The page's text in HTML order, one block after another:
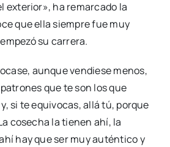
exterior», ha remarcado la
que ella siempre fue muy
su carrera.
aunque vendiese menos,
que te son los que
si te equivocas, allá tú, porque
cosecha la tienen ahí, la
hay que ser muy auténtico y